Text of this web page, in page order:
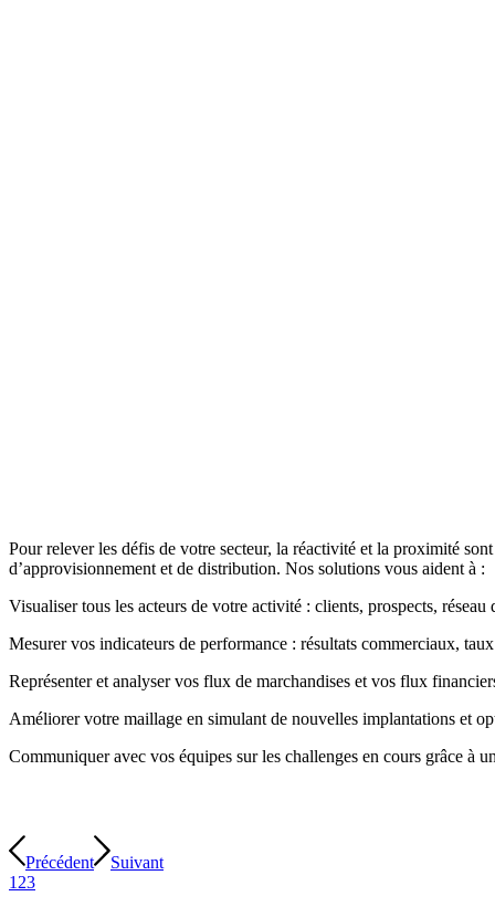
Pour relever les défis de votre secteur, la réactivité et la proximité
d’approvisionnement et de distribution. Nos solutions vous aident à :
Visualiser tous les acteurs de votre activité : clients, prospects,
Mesurer vos indicateurs de performance : résultats commerciaux,
Représenter et analyser vos flux de marchandises et vos flux
Améliorer votre maillage en simulant de nouvelles implantations et
Communiquer avec vos équipes sur les challenges en cours grâce à
Précédent
Suivant
1 23